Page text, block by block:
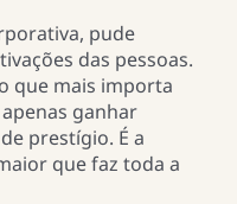
pude
das pessoas.
que mais importa
ganhar
prestígio. É a
que faz toda a